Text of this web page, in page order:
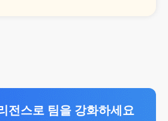
전스로 팀을 강화하세요